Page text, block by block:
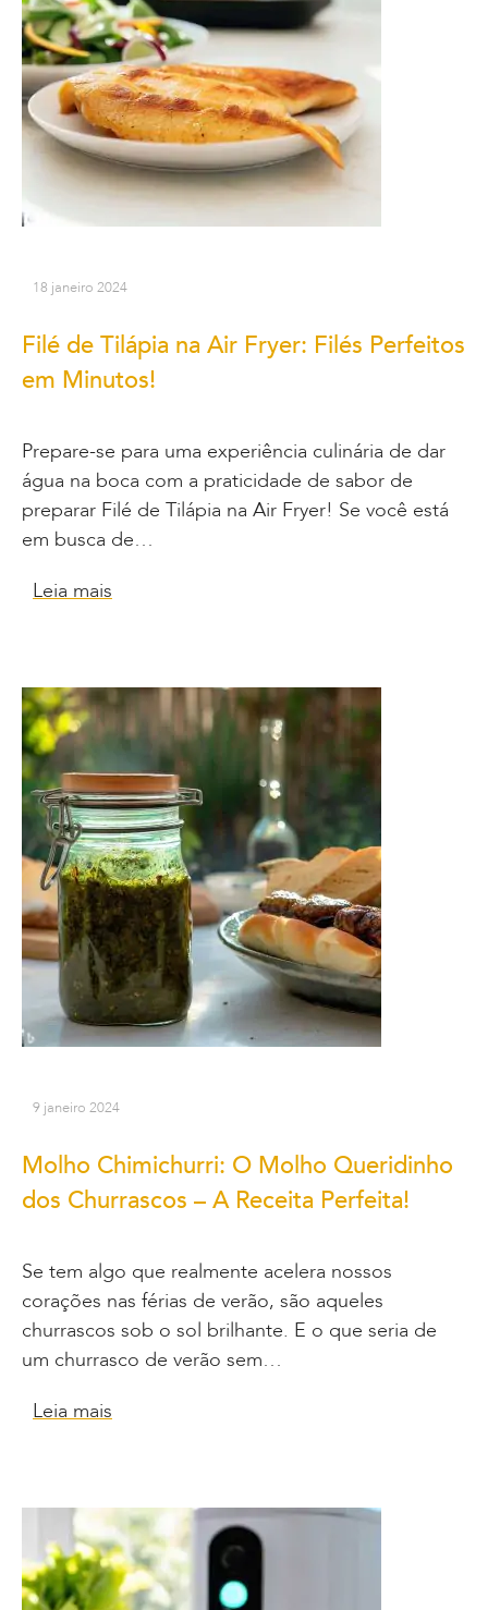
18 janeiro 2024
Filé de Tilápia na Air Fryer: Filés Perfeitos
em Minutos!
Prepare-se para uma experiência culinária de dar
água na boca com a praticidade de sabor de
preparar Filé de Tilápia na Air Fryer! Se você está
em busca de…
Leia mais
9 janeiro 2024
Molho Chimichurri: O Molho Queridinho
dos Churrascos – A Receita Perfeita!
Se tem algo que realmente acelera nossos
corações nas férias de verão, são aqueles
churrascos sob o sol brilhante. E o que seria de
um churrasco de verão sem…
Leia mais